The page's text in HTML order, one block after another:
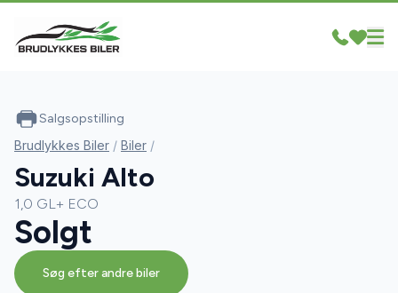
Salgsopstilling
Brudlykkes Biler / Biler /
Suzuki Alto
1,0 GL+ ECO
Solgt
Søg efter andre biler